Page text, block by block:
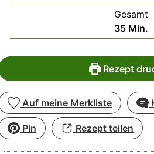
Gesamt
35 Min.
Rezept
Auf meine Merkliste
Pin Rezept teilen